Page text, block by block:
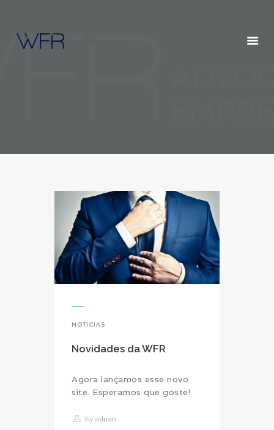
NOTÍCIAS
Novidades da WFR
Agora lançamos esse novo
site. Esperamos que goste!
By admin